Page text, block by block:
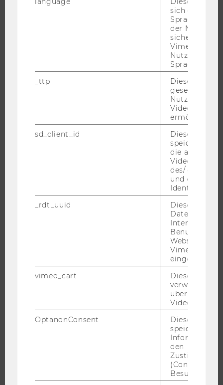
EVENTS ARCHIV
RESEARCH CAREER
WELCOME SERVICES
sich die
der
Vimeo in der
Nutzer
Sprache
_ttp
Dieser
gesetzt, um
Nutzung des
Videoplayers
ermöglichen
sd_client_id
Dieses Cookie
speichert
die aktuellen
des/ der
und einen
_rdt_uuid
Dieses
Daten über
Interaktionen
Websites, auf
Vimeo-Video
eingebettet
vimeo_cart
Dieses
verwendet,
überprüfen,
Video
OptanonConsent
Dieses Cookie
speichert
den
(Consent)
Besuchers.